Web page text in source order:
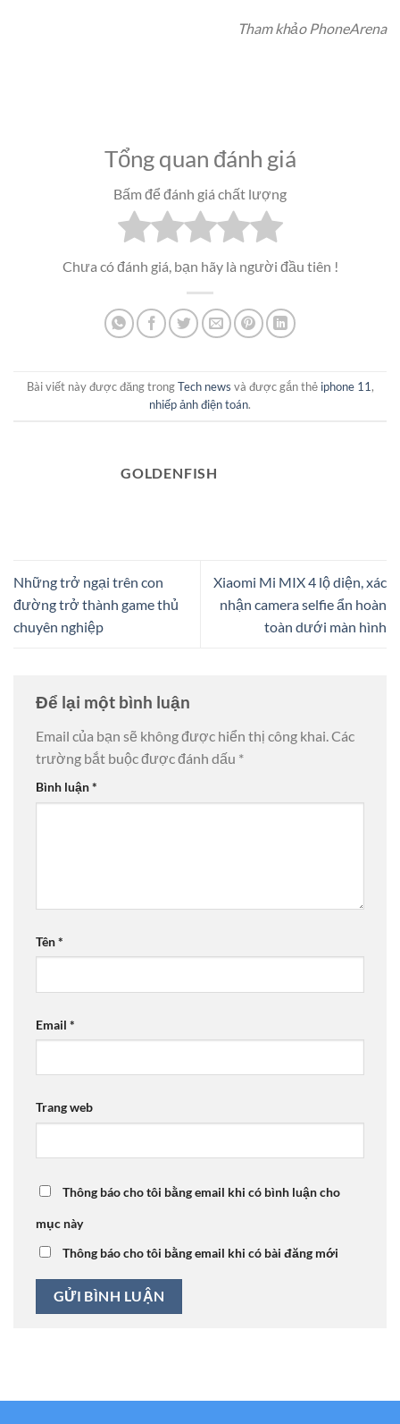
Tham khảo PhoneArena
Tổng quan đánh giá
Bấm để đánh giá chất lượng
Chưa có đánh giá, bạn hãy là người đầu tiên !
Bài viết này được đăng trongTech news và được gắn thẻ iphone 11,
nhiếp ảnh điện toán.
GOLDENFISH
Những trở ngại trên con
đường trở thành game thủ
chuyên nghiệp
Xiaomi Mi MIX 4 lộ diện, xác
nhận camera selfie ẩn hoàn
toàn dưới màn hình
Để lại một bình luận
Email của bạn sẽ không được hiển thị công khai.Các
trường bắt buộc được đánh dấu *
Bình luận*
Tên*
Email *
Trang web
Thông báo cho tôi bằng email khi có bình luận cho
mục này
Thông báo cho tôi bằng email khi có bài đăng mới